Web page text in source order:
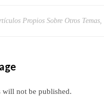
Propios Sobre Otros Temas
will not be published.